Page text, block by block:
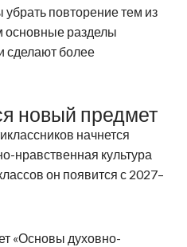
повторение тем из
основные разделы
сделают более
новый предмет
начнется
нравственная культура
он появится с 2027–
«Основы духовно-